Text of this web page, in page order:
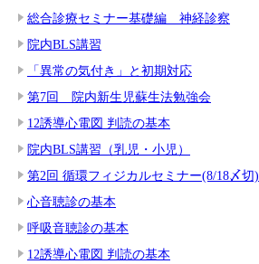
総合診療セミナー基礎編 神経診察
院内BLS講習
「異常の気付き」と初期対応
第7回 院内新生児蘇生法勉強会
12誘導心電図 判読の基本
院内BLS講習（乳児・小児）
第2回 循環フィジカルセミナー(8/18〆切)
心音聴診の基本
呼吸音聴診の基本
12誘導心電図 判読の基本